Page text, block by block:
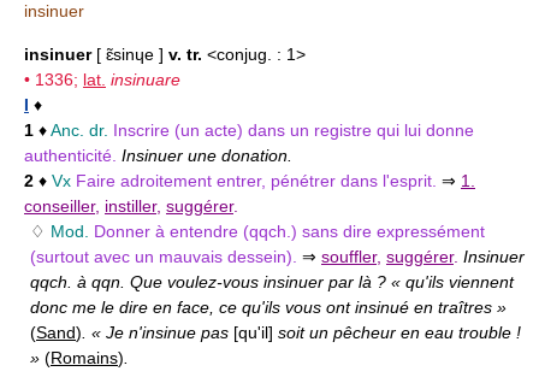
insinuer
insinuer[ ɛ̃sinɥe ] v. tr. <conjug. : 1>
• 1336; lat. insinuare
I ♦
1 ♦Anc. dr. Inscrire (un acte) dans un registre qui lui donne
authenticité. Insinuer une donation.
2 ♦ Vx Faire adroitement entrer, pénétrer dans l'esprit. ⇒ 1.
conseiller, instiller, suggérer.
♢ Mod.
Donner à entendre (qqch.) sans dire expressément
(surtout avec un mauvais dessein). ⇒ souffler, suggérer. Insinuer
qqch. à qqn. Que voulez-vous insinuer par là ? « qu'ils viennent
donc me le dire en face, ce qu'ils vous ont insinué en traîtres »
(Sand) . « Je n'insinue pas [qu'il] soit un pêcheur en eau trouble !
» (Romains)